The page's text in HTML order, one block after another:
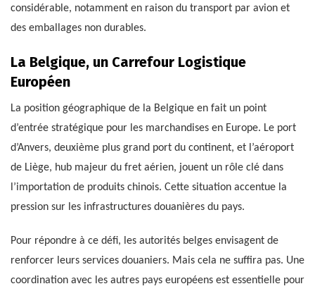
considérable, notamment en raison du transport par avion et
des emballages non durables.
La Belgique, un Carrefour Logistique
Européen
La position géographique de la Belgique en fait un point
d’entrée stratégique pour les marchandises en Europe. Le port
d’Anvers, deuxième plus grand port du continent, et l’aéroport
de Liège, hub majeur du fret aérien, jouent un rôle clé dans
l’importation de produits chinois. Cette situation accentue la
pression sur les infrastructures douanières du pays.
Pour répondre à ce défi, les autorités belges envisagent de
renforcer leurs services douaniers. Mais cela ne suffira pas. Une
coordination avec les autres pays européens est essentielle pour